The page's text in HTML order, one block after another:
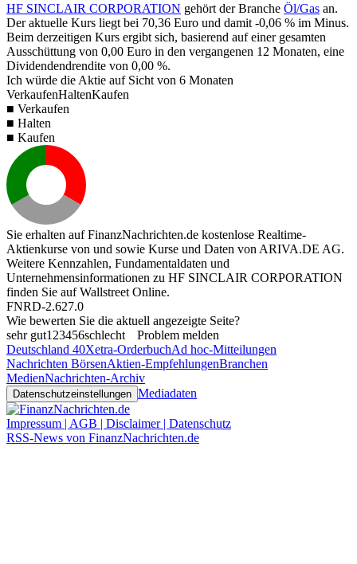
HF SINCLAIR CORPORATION gehört der Branche Öl/Gas an.
Der aktuelle Kurs liegt bei 70,36 Euro und damit -0,06 % im Minus.
Beim derzeitigen Kurs ergibt sich, basierend auf einer gesamten
Ausschüttung von 0,00 Euro in den vergangenen 12 Monaten, eine
Dividendendrendite von 0,00 %.
Ich würde die Aktie auf Sicht von 6 Monaten
VerkaufenHaltenKaufen
■ Verkaufen
■ Halten
■ Kaufen
Sie erhalten auf FinanzNachrichten.de kostenlose Realtime-
Aktienkurse von und sowie Kurse und Daten von ARIVA.DE AG.
Weitere Kennzahlen, Fundamentaldaten und
Unternehmensinformationen zu HF SINCLAIR CORPORATION
finden Sie aufWallstreet Online.
FNRD-2.627.0
Wie bewerten Sie die aktuell angezeigte Seite?
sehr gut1 23456schlecht
Problem melden
Deutschland 40Xetra-OrderbuchAd hoc-Mitteilungen
Nachrichten BörsenAktien-EmpfehlungenBranchen
MedienNachrichten-Archiv
Datenschutzeinstellungen Mediadaten
Impressum | AGB | Disclaimer | Datenschutz
RSS-News von FinanzNachrichten.de